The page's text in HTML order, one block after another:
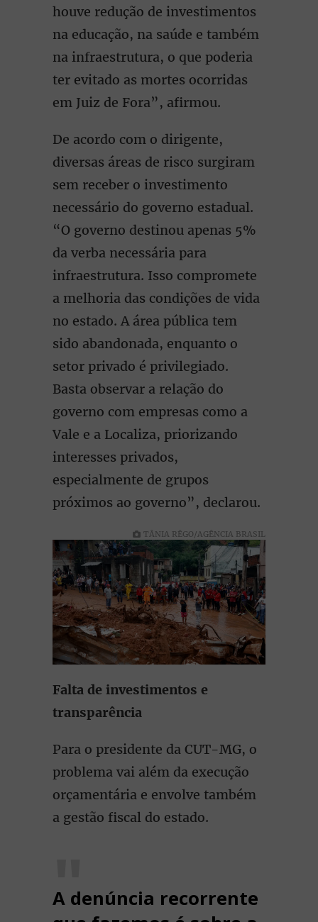
houve redução de investimentos
na educação, na saúde e também
na infraestrutura, o que poderia
ter evitado as mortes ocorridas
em Juiz de Fora”, afirmou.
De acordo com o dirigente,
diversas áreas de risco surgiram
sem receber o investimento
necessário do governo estadual.
“O governo destinou apenas 5%
da verba necessária para
infraestrutura. Isso compromete
a melhoria das condições de vida
no estado. A área pública tem
sido abandonada, enquanto o
setor privado é privilegiado.
Basta observar a relação do
governo com empresas como a
Vale e a Localiza, priorizando
interesses privados,
especialmente de grupos
próximos ao governo”, declarou.
TÂNIA RÊGO/AGÊNCIA BRASIL
Falta de investimentos e
transparência
Para o presidente da CUT-MG, o
problema vai além da execução
orçamentária e envolve também
a gestão fiscal do estado.
A denúncia recorrente